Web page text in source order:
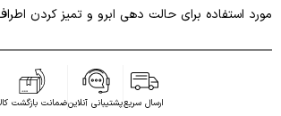
مورد استفاده برای حالت دهی ابرو و تمیز کردن
ارسال سریعپشتیبانی آنلاینضمانت بازگشت